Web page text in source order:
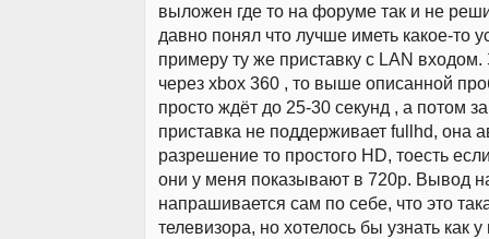
выложен где то на форуме так и не
давно понял что лучше иметь какое-то
примеру ту же приставку с LAN
через xbox 360 , то выше описанной
просто ждёт до 25-30 секунд , а потом
приставка не поддерживает fullhd, она
разрешение то простого HD, тоесть
они у меня показывают в 720p. Вывод
напрашивается сам по себе, что это
телевизора, но хотелось бы узнать как